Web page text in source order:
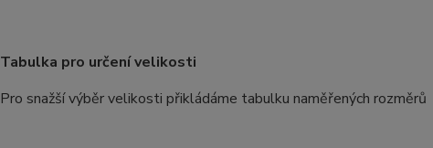
Tabulka pro určení velikosti
Pro snažší výběr velikosti přikládáme tabulku naměřených rozměrů